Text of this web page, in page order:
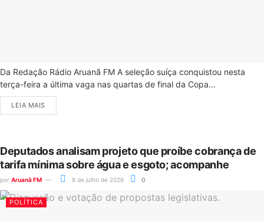
Da Redação Rádio Aruanã FM A seleção suíça conquistou nesta
terça-feira a última vaga nas quartas de final da Copa...
LEIA MAIS
Deputados analisam projeto que proíbe cobrança de
tarifa mínima sobre água e esgoto; acompanhe
por Aruanã FM 8 de julho de 2026 0
POLÍTICA